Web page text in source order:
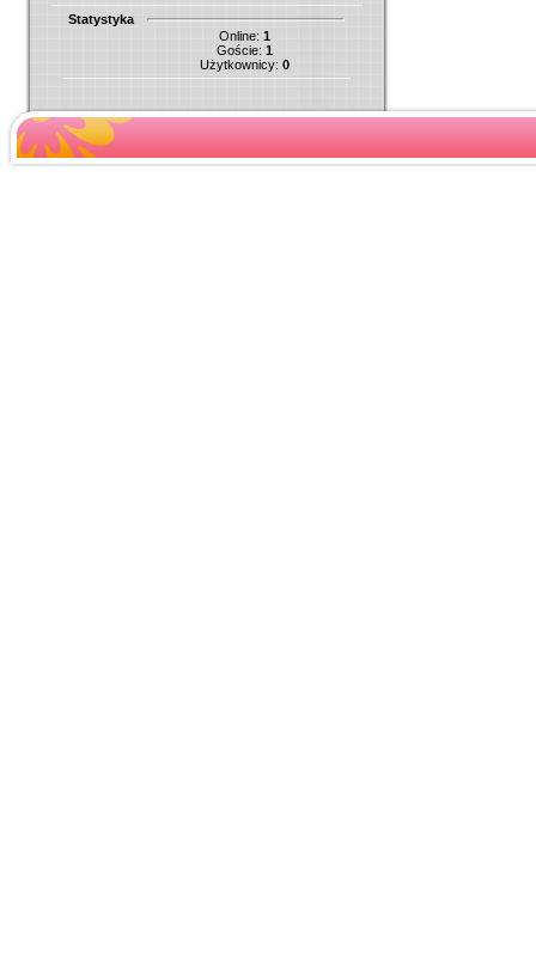
Statystyka
Online:1
Goście:1
Użytkownicy:0